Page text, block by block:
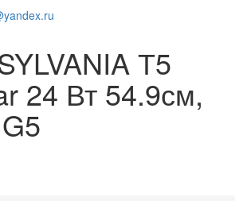
Т5
24 Вт 54.9см,